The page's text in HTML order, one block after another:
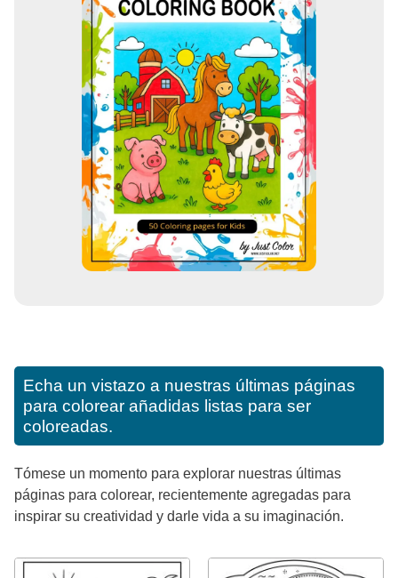
Echa un vistazo a nuestras últimas páginas
para colorear añadidas listas para ser
coloreadas.
Tómese un momento para explorar nuestras últimas
páginas para colorear, recientemente agregadas para
inspirar su creatividad y darle vida a su imaginación.